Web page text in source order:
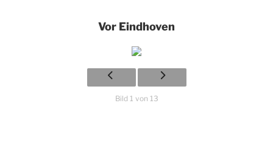
Vor Eindhoven
Bild 1 von 13